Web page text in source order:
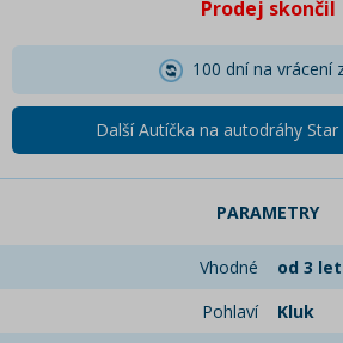
Prodej skončil
100 dní na vrácení
Další Autíčka na autodráhy Star
PARAMETRY
Vhodné
od 3 let
Pohlaví
Kluk